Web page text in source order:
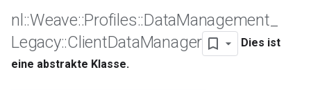
nl ::Weave::Profiles::DataManagement
Legacy::ClientDataManager
Dies ist
eine abstrakte Klasse.